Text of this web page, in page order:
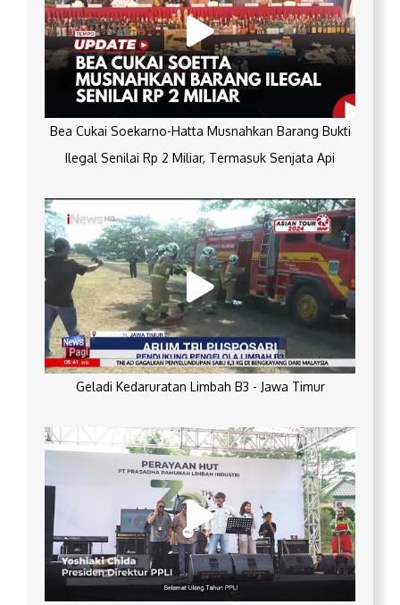
Bea Cukai Soekarno-Hatta Musnahkan Barang Bukti
Ilegal Senilai Rp 2 Miliar, Termasuk Senjata Api
Geladi Kedaruratan Limbah B3 - Jawa Timur